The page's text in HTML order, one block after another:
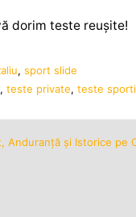
dorim teste reușite!
, sport slide
, teste private, teste
Anduranță și Istorice pe